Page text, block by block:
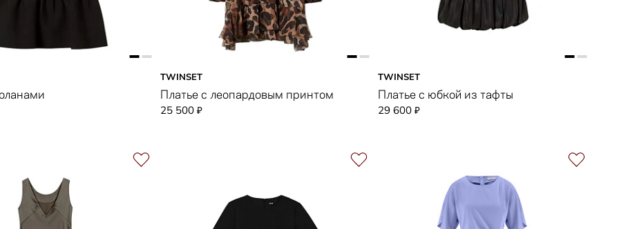
TWINSET
Платье с леопардовым принтом
25 500 ₽
TWINSET
Платье с юбкой из тафты
29 600 ₽